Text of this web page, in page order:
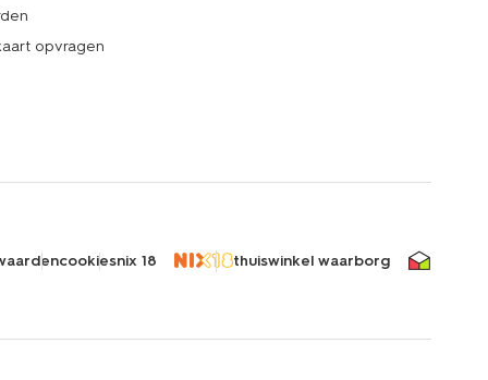
opvragen
cookiesnix 18 thuiswinkel waarborg